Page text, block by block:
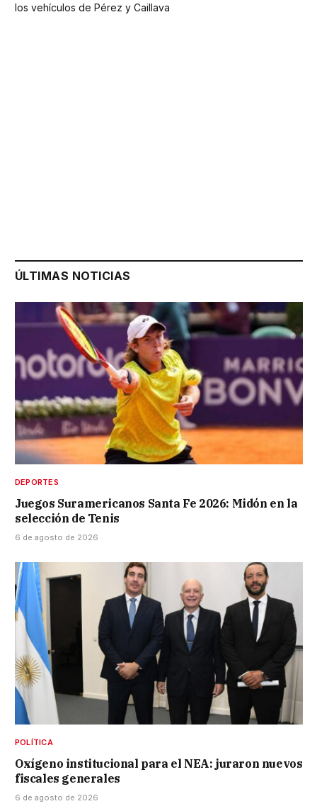
los vehículos de Pérez y Caillava
ÚLTIMAS NOTICIAS
DEPORTES
Juegos Suramericanos Santa Fe 2026: Midón en la
selección de Tenis
6 de agosto de 2026
POLÍTICA
Oxígeno institucional para el NEA: juraron nuevos
fiscales generales
6 de agosto de 2026